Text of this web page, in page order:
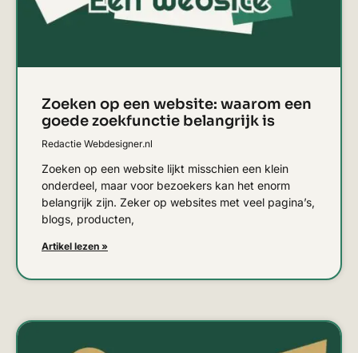
Zoeken op een website: waarom een
goede zoekfunctie belangrijk is
Redactie Webdesigner.nl
Zoeken op een website lijkt misschien een klein
onderdeel, maar voor bezoekers kan het enorm
belangrijk zijn. Zeker op websites met veel pagina’s,
blogs, producten,
Artikel lezen »